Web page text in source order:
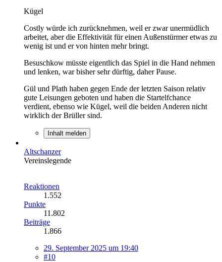
Kügel
Costly würde ich zurücknehmen, weil er zwar unermüdlich
arbeitet, aber die Effektivität für einen Außenstürmer etwas zu
wenig ist und er von hinten mehr bringt.
Besuschkow müsste eigentlich das Spiel in die Hand nehmen
und lenken, war bisher sehr dürftig, daher Pause.
Gül und Plath haben gegen Ende der letzten Saison relativ
gute Leisungen geboten und haben die Startelfchance
verdient, ebenso wie Kügel, weil die beiden Anderen nicht
wirklich der Brüller sind.
Inhalt melden
Altschanzer
Vereinslegende
Reaktionen
1.552
Punkte
11.802
Beiträge
1.866
29. September 2025 um 19:40
#10